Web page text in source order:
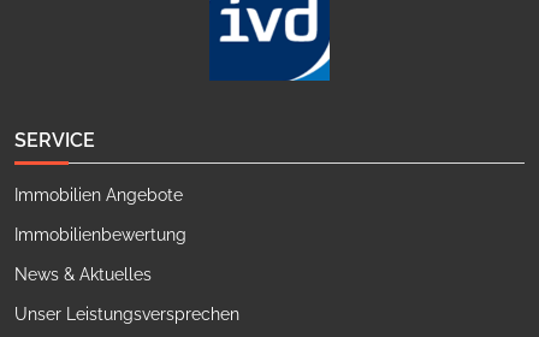
SERVICE
Immobilien Angebote
Immobilienbewertung
News & Aktuelles
Unser Leistungsversprechen